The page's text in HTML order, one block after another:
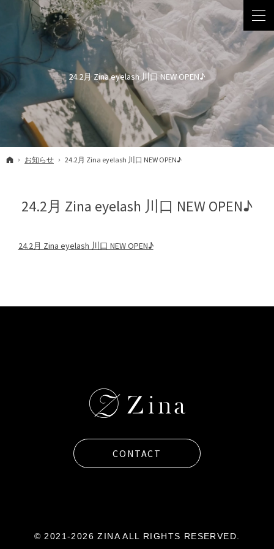
24.2月 Zina eyelash 川口 NEW OPEN♪
ホーム
お知らせ 24.2月 Zina eyelash 川口 NEW OPEN♪
24.2月 Zina eyelash 川口 NEW OPEN♪
24.2月 Zina eyelash 川口 NEW OPEN♪
© 2021-2026 ZINA ALL RIGHTS RESERVED.
CONTACT